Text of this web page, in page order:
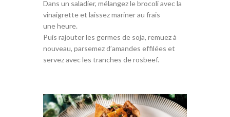
Dans un saladier, mélangez le brocoli avec la
vinaigrette et laissez mariner au frais
une heure.
Puis rajouter les germes de soja, remuez à
nouveau, parsemez d’amandes effilées et
servez avec les tranches de rosbeef.